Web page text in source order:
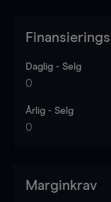
Daglig - Selg
0
Årlig - Selg
0
Marginkrav